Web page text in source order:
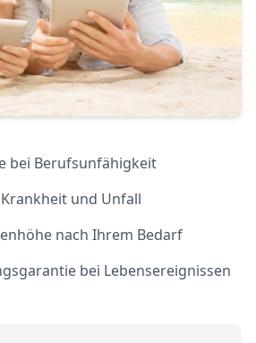
bei Berufsunfähigkeit
und Unfall
nach Ihrem Bedarf
bei Lebensereignissen